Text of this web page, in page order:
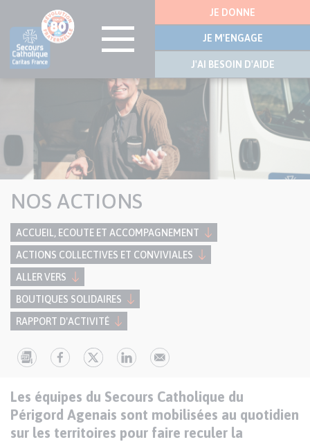
latérale
JE DONNE
JE M'ENGAGE
J'AI BESOIN D'AIDE
NOS ACTIONS
ACCUEIL, ECOUTE ET ACCOMPAGNEMENT
ACTIONS COLLECTIVES ET CONVIVIALES
ALLER VERS
BOUTIQUES SOLIDAIRES
RAPPORT D'ACTIVITÉ
Paragraphes
de
contenu
Texte
Les équipes du Secours Catholique du
Périgord Agenais sont mobilisées au quotidien
sur les territoires pour faire reculer la